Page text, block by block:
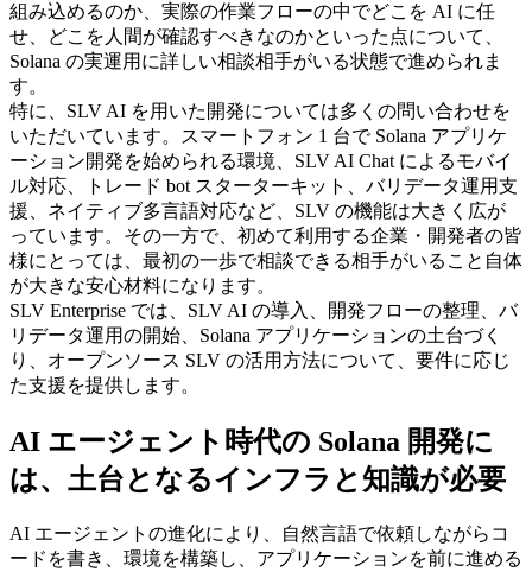
組み込めるのか、実際の作業フローの中でどこを AI に任
せ、どこを人間が確認すべきなのかといった点について、
Solana の実運用に詳しい相談相手がいる状態で進められま
す。
特に、SLV AI を用いた開発については多くの問い合わせを
いただいています。スマートフォン 1 台で Solana アプリケ
ーション開発を始められる環境、SLV AI Chat によるモバイ
ル対応、トレード bot スターターキット、バリデータ運用支
援、ネイティブ多言語対応など、SLV の機能は大きく広が
っています。その一方で、初めて利用する企業・開発者の皆
様にとっては、最初の一歩で相談できる相手がいること自体
が大きな安心材料になります。
SLV Enterprise では、SLV AI の導入、開発フローの整理、バ
リデータ運用の開始、Solana アプリケーションの土台づく
り、オープンソース SLV の活用方法について、要件に応じ
た支援を提供します。
AI エージェント時代の Solana 開発に
は、土台となるインフラと知識が必要
AI エージェントの進化により、自然言語で依頼しながらコ
ードを書き、環境を構築し、アプリケーションを前に進める